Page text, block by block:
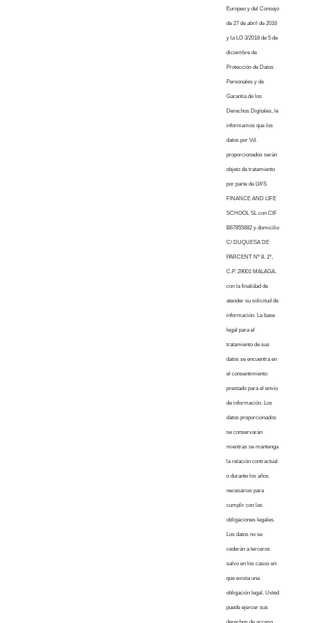
Europeo y del Consejo
de 27 de abril de 2016
y la LO 3/2018 de 5 de
diciembre de
Protección de Datos
Personales y de
Garantía de los
Derechos Digitales, le
informamos que los
datos por Vd.
proporcionados serán
objeto de tratamiento
por parte de LWS
FINANCE AND LIFE
SCHOOL SL con CIF
B67855882 y domicilio
C/ DUQUESA DE
PARCENT Nº 8, 1º,
C.P. 29001 MALAGA,
con la finalidad de
atender su solicitud de
información. La base
legal para el
tratamiento de sus
datos se encuentra en
el consentimiento
prestado para el envío
de información. Los
datos proporcionados
se conservarán
mientras se mantenga
la relación contractual
o durante los años
necesarios para
cumplir con las
obligaciones legales.
Los datos no se
cederán a terceros
salvo en los casos en
que exista una
obligación legal. Usted
puede ejercer sus